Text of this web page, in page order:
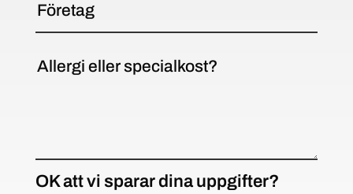
OK att vi sparar dina uppgifter?